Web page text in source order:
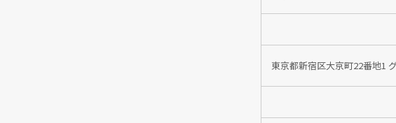
東京都新宿区大京町22番地1